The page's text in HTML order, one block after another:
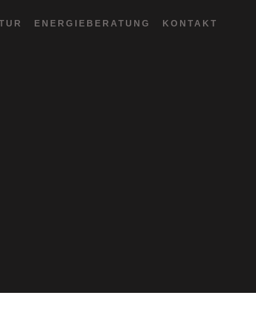
ENERGIEBERATUNG KONTAKT